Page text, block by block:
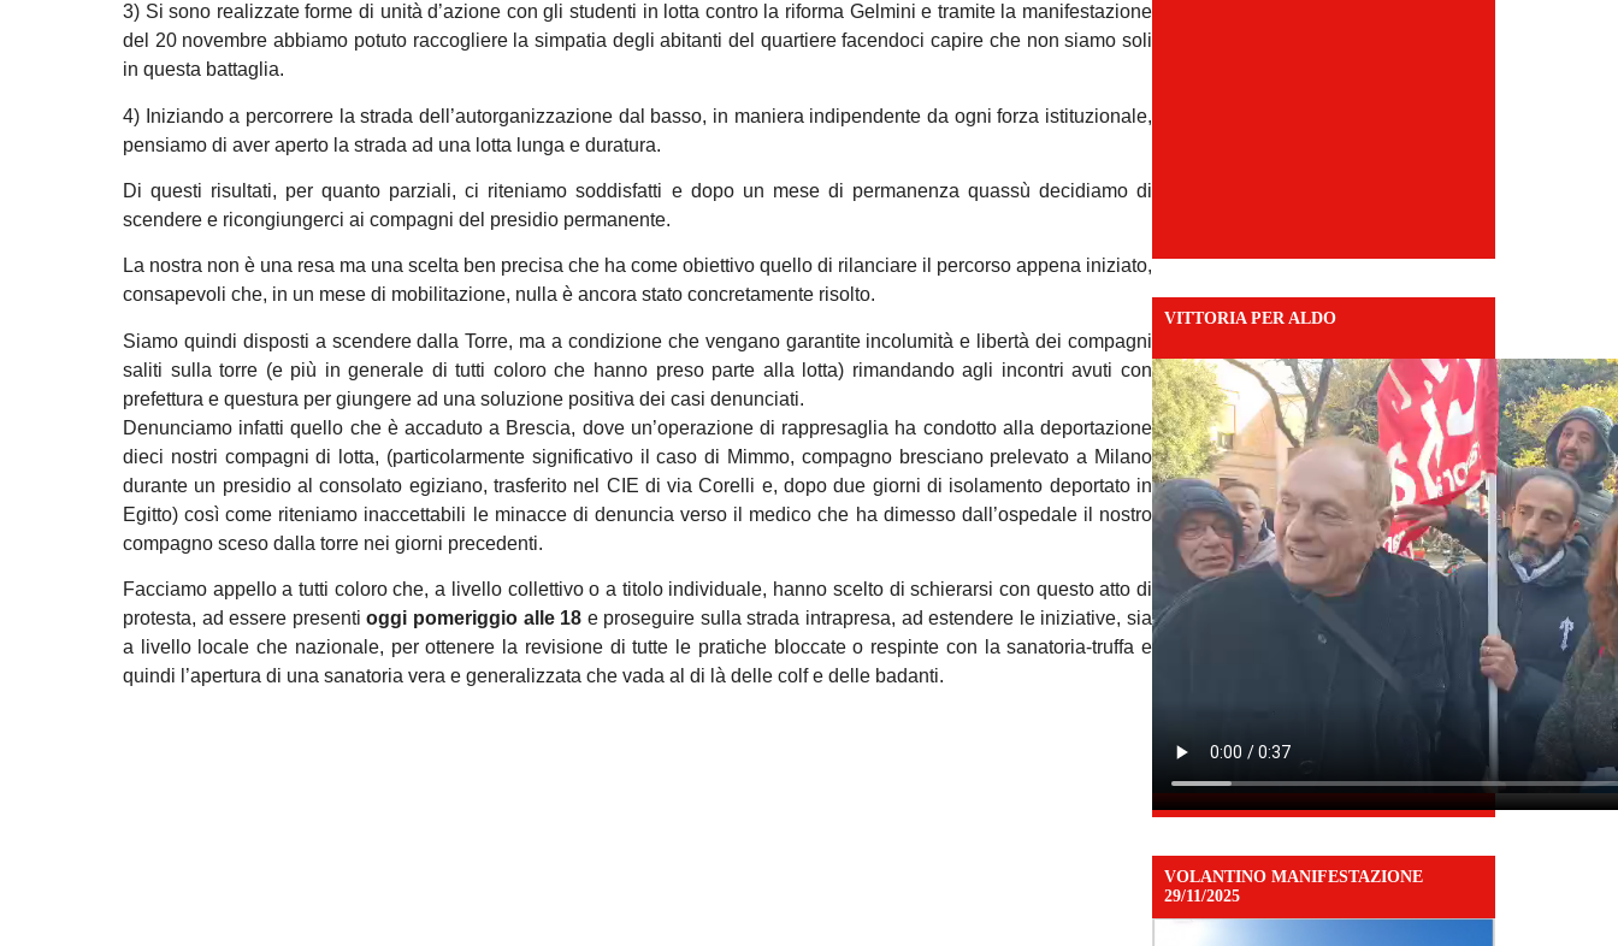
3) Si sono realizzate forme di unità d’azione con gli studenti in lotta contro la riforma Gelmini e tramite la manifestazione
del 20 novembre abbiamo potuto raccogliere la simpatia degli abitanti del quartiere facendoci capire che non siamo soli
in questa battaglia.
4) Iniziando a percorrere la strada dell’autorganizzazione dal basso, in maniera indipendente da ogni forza istituzionale,
pensiamo di aver aperto la strada ad una lotta lunga e duratura.
Di questi risultati, per quanto parziali, ci riteniamo soddisfatti e dopo un mese di permanenza quassù decidiamo di
scendere e ricongiungerci ai compagni del presidio permanente.
La nostra non è una resa ma una scelta ben precisa che ha come obiettivo quello di rilanciare il percorso appena iniziato,
consapevoli che, in un mese di mobilitazione, nulla è ancora stato concretamente risolto.
Siamo quindi disposti a scendere dalla Torre, ma a condizione che vengano garantite incolumità e libertà dei compagni
saliti sulla torre (e più in generale di tutti coloro che hanno preso parte alla lotta) rimandando agli incontri avuti con
prefettura e questura per giungere ad una soluzione positiva dei casi denunciati.
Denunciamo infatti quello che è accaduto a Brescia, dove un’operazione di rappresaglia ha condotto alla deportazione
dieci nostri compagni di lotta, (particolarmente significativo il caso di Mimmo, compagno bresciano prelevato a Milano
durante un presidio al consolato egiziano, trasferito nel CIE di via Corelli e, dopo due giorni di isolamento deportato in
Egitto) così come riteniamo inaccettabili le minacce di denuncia verso il medico che ha dimesso dall’ospedale il nostro
compagno sceso dalla torre nei giorni precedenti.
Facciamo appello a tutti coloro che, a livello collettivo o a titolo individuale, hanno scelto di schierarsi con questo atto di
protesta, ad essere presentioggi pomeriggio alle 18 e proseguire sulla strada intrapresa, ad estendere le iniziative, sia
a livello locale che nazionale, per ottenere la revisione di tutte le pratiche bloccate o respinte con la sanatoria-truffa e
quindi l’apertura di una sanatoria vera e generalizzata che vada al di là delle colf e delle badanti.
VITTORIA PER ALDO
VOLANTINO MANIFESTAZIONE
29/11/2025